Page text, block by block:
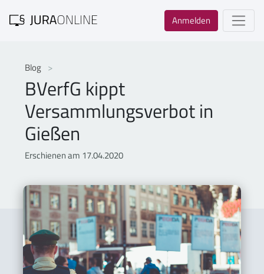
Anmelden
Blog
BVerfG kippt
Versammlungsverbot in
Gießen
Erschienen am 17.04.2020